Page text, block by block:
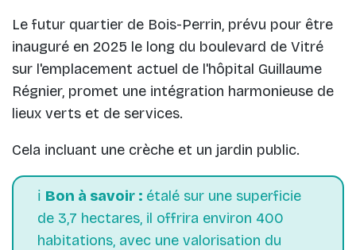
Le futur quartier de Bois-Perrin, prévu pour être
inauguré en 2025 le long du boulevard de Vitré
sur l'emplacement actuel de l'hôpital Guillaume
Régnier, promet une intégration harmonieuse de
lieux verts et de services.
Cela incluant une crèche et un jardin public.
ℹ️ Bon à savoir : étalé sur une superficie
de 3,7 hectares, il offrira environ 400
habitations, avec une valorisation du